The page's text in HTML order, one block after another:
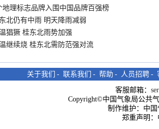
地理标志品牌入围中国品牌百强榜
北仍有中雨 明天降雨减弱
猖獗 桂东北雨势加强
继续烧 桂东北需防范强对流
关于我们 - 联系我们 - 帮助 - 人员招聘 -
客服邮箱：
Copyright©中国气象局公共
制作维护：中
郑重声明